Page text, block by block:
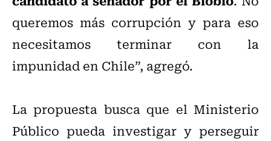
queremos más corrupción y para eso
necesitamos terminar con la
impunidad en Chile”, agregó.
La propuesta busca que el Ministerio
Público pueda investigar y perseguir